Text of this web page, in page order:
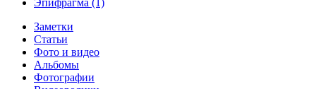
Эпифрагма (1)
Заметки
Статьи
Фото и видео
Альбомы
Фотографии